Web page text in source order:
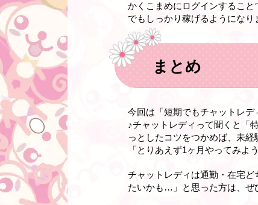
かくこまめにログインするこ
でもしっかり稼げるようになり
まとめ
今回は「短期でもチャットレ
♪チャットレディって聞くと「
っとしたコツをつかめば、未
「とりあえず1ヶ月やってみよ
チャットレディは通勤・在宅
たいかも…」と思った方は、ぜ